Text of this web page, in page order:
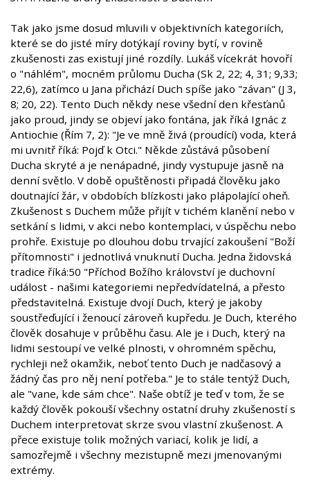
Tak jako jsme dosud mluvili v objektivních kategoriích,
které se do jisté míry dotýkají roviny bytí, v rovině
zkušenosti zas existují jiné rozdíly. Lukáš vícekrát hovoří
o "náhlém", mocném průlomu Ducha (Sk 2, 22; 4, 31; 9,33;
22,6), zatímco u Jana přichází Duch spíše jako "závan" (J 3,
8; 20, 22). Tento Duch někdy nese všední den křesťanů
jako proud, jindy se objeví jako fontána, jak říká Ignác z
Antiochie (Řím 7, 2): "Je ve mně živá (proudící) voda, která
mi uvnitř říká: Pojď k Otci." Někde zůstává působení
Ducha skryté a je nenápadné, jindy vystupuje jasně na
denní světlo. V době opuštěnosti připadá člověku jako
doutnající žár, v obdobích blízkosti jako plápolající oheň.
Zkušenost s Duchem může přijít v tichém klanění nebo v
setkání s lidmi, v akci nebo kontemplaci, v úspěchu nebo
prohře. Existuje po dlouhou dobu trvající zakoušení "Boží
přítomnosti" i jednotlivá vnuknutí Ducha. Jedna židovská
tradice říká:50 "Příchod Božího království je duchovní
událost - našimi kategoriemi nepředvídatelná, a přesto
představitelná. Existuje dvojí Duch, který je jakoby
soustřeďující i ženoucí zároveň kupředu. Je Duch, kterého
člověk dosahuje v průběhu času. Ale je i Duch, který na
lidmi sestoupí ve velké plnosti, v ohromném spěchu,
rychleji než okamžik, neboť tento Duch je nadčasový a
žádný čas pro něj není potřeba." Je to stále tentýž Duch,
ale "vane, kde sám chce". Naše obtíž je teď v tom, že se
každý člověk pokouší všechny ostatní druhy zkušeností s
Duchem interpretovat skrze svou vlastní zkušenost. A
přece existuje tolik možných variací, kolik je lidí, a
samozřejmě i všechny mezistupně mezi jmenovanými
extrémy.